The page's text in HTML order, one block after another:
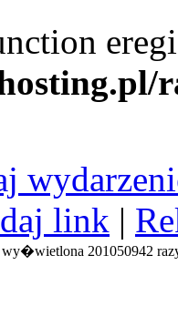
link |
201050942